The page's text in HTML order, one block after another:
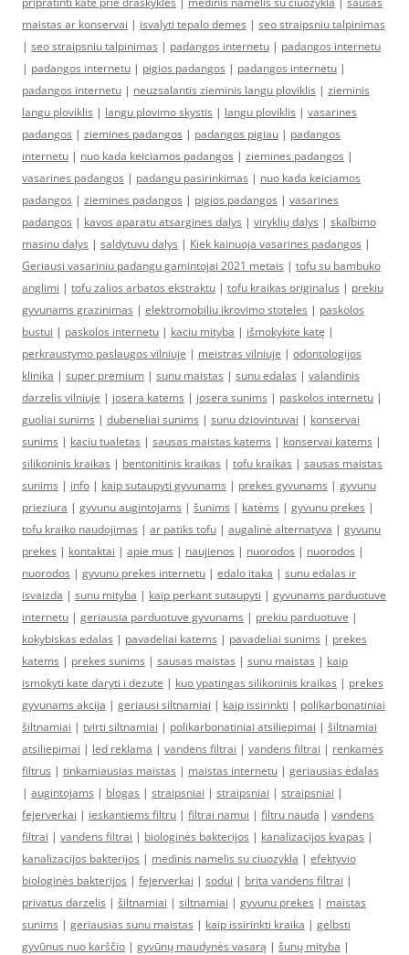
maistas ar konservai | isvalyti tepalo demes | seo straipsniu talpinimas
| seo straipsniu talpinimas | padangos internetu | padangos internetu
| padangos internetu | pigios padangos | padangos internetu |
padangos internetu | neuzsalantis zieminis langu ploviklis | zieminis
langu ploviklis | langu plovimo skystis | langu ploviklis | vasarines
padangos | ziemines padangos | padangos pigiau | padangos
internetu | nuo kada keiciamos padangos | ziemines padangos |
vasarines padangos | padangu pasirinkimas | nuo kada keiciamos
padangos | ziemines padangos | pigios padangos | vasarines
padangos | kavos aparatu atsargines dalys | viryklių dalys | skalbimo
masinu dalys | saldytuvu dalys | Kiek kainuoja vasarines padangos |
Geriausi vasariniu padangu gamintojai 2021 metais | tofu su bambuko
anglimi | tofu zalios arbatos ekstraktu | tofu kraikas originalus | prekiu
gyvunams grazinimas | elektromobiliu ikrovimo stoteles | paskolos
bustui | paskolos internetu | kaciu mityba | išmokykite katę |
perkraustymo paslaugos vilniuje | meistras vilniuje | odontologijos
klinika | super premium | sunu maistas | sunu edalas | valandinis
darzelis vilniuje | josera katems | josera sunims | paskolos internetu |
guoliai sunims | dubeneliai sunims | sunu dziovintuvai | konservai
sunims | kaciu tualetas | sausas maistas katems | konservai katems |
silikoninis kraikas | bentonitinis kraikas | tofu kraikas | sausas maistas
sunims | info | kaip sutaupyti gyvunams | prekes gyvunams | gyvunu
prieziura | gyvunu augintojams | šunims | katėms | gyvunu prekes |
tofu kraiko naudojimas | ar patiks tofu | augalinė alternatyva | gyvunu
prekes | kontaktai | apie mus | naujienos | nuorodos | nuorodos |
nuorodos | gyvunu prekes internetu | edalo itaka | sunu edalas ir
isvaizda | sunu mityba | kaip perkant sutaupyti | gyvunams parduotuve
internetu | geriausia parduotuve gyvunams | prekiu parduotuve |
kokybiskas edalas | pavadeliai katems | pavadeliai sunims | prekes
katems | prekes sunims | sausas maistas | sunu maistas | kaip
ismokyti kate daryti i dezute | kuo ypatingas silikoninis kraikas | prekes
gyvunams akcija | geriausi siltnamiai | kaip issirinkti | polikarbonatiniai
šiltnamiai | tvirti siltnamiai | polikarbonatiniai atsiliepimai | šiltnamiai
atsiliepimai | led reklama | vandens filtrai | vandens filtrai | renkamės
filtrus | tinkamiausias maistas | maistas internetu | geriausias ėdalas
| augintojams | blogas | straipsniai | straipsniai | straipsniai |
fejerverkai | ieskantiems filtru | filtrai namui | filtru nauda | vandens
filtrai | vandens filtrai | biologinės bakterijos | kanalizacijos kvapas |
kanalizacijos bakterijos | medinis namelis su ciuozykla | efektyvio
biologinės bakterijos | fejerverkai | sodui | brita vandens filtrai |
privatus darzelis | šiltnamiai | siltnamiai | gyvunu prekes | maistas
sunims | geriausias sunu maistas | kaip issirinkti kraika | gelbsti
gyvūnus nuo karščio | gyvūnų maudynės vasarą | šunų mityba |